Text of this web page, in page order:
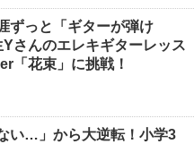
ずっと「ギターが弾け
さんのエレキギターレッス
「花束」に挑戦！
い…」から大逆転！小学3